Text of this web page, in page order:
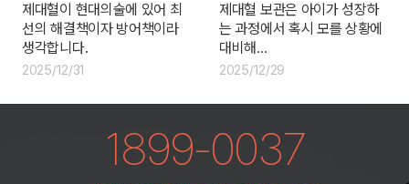
제대혈이 현대의술에 있어 최
선의 해결책이자 방어책이라
생각합니다.
2025/12/31
제대혈 보관은 아이가 성장하
는 과정에서 혹시 모를 상황에
대비해…
2025/12/29
1899-0037